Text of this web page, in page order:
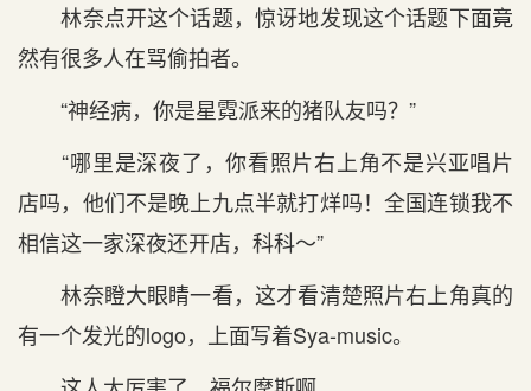
林奈点开这个话题，惊讶地发现这个话题下面竟
然有很多人在骂偷拍者。
“神经病，你是星霓派来的猪队友吗？”
“哪里是深夜了，你看照片右上角不是兴亚唱片
店吗，他们不是晚上九点半就打烊吗！全国连锁我不
相信这一家深夜还开店，科科～”
林奈瞪大眼睛一看，这才看清楚照片右上角真的
有一个发光的logo，上面写着Sya-music。